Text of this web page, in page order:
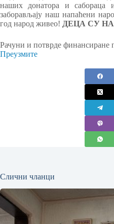
наших донатора и сабораца
заборављају наш напаћени
год народ живео! ДЕЦА СУ
Рачуни и потврде финансиране
Преузмите
Слични чланци